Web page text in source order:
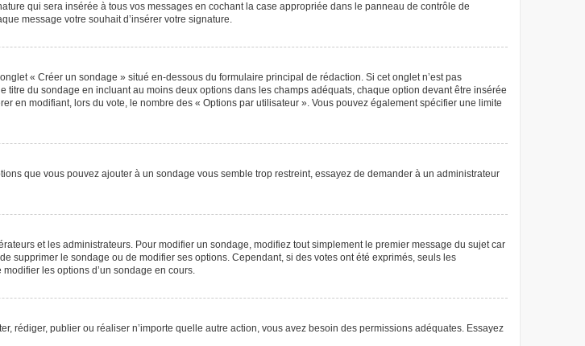
qui sera insérée à tous vos messages en cochant la case appropriée dans le panneau de contrôle de
message votre souhait d’insérer votre signature.
« Créer un sondage » situé en-dessous du formulaire principal de rédaction. Si cet onglet n’est pas
du sondage en incluant au moins deux options dans les champs adéquats, chaque option devant être insérée
en modifiant, lors du vote, le nombre des « Options par utilisateur ». Vous pouvez également spécifier une limite
que vous pouvez ajouter à un sondage vous semble trop restreint, essayez de demander à un administrateur
et les administrateurs. Pour modifier un sondage, modifiez tout simplement le premier message du sujet car
supprimer le sondage ou de modifier ses options. Cependant, si des votes ont été exprimés, seuls les
les options d’un sondage en cours.
rédiger, publier ou réaliser n’importe quelle autre action, vous avez besoin des permissions adéquates. Essayez